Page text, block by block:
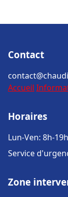
Contact
Accueil
Horaires
Lun-Ven: 8h-19h
Service
Zone